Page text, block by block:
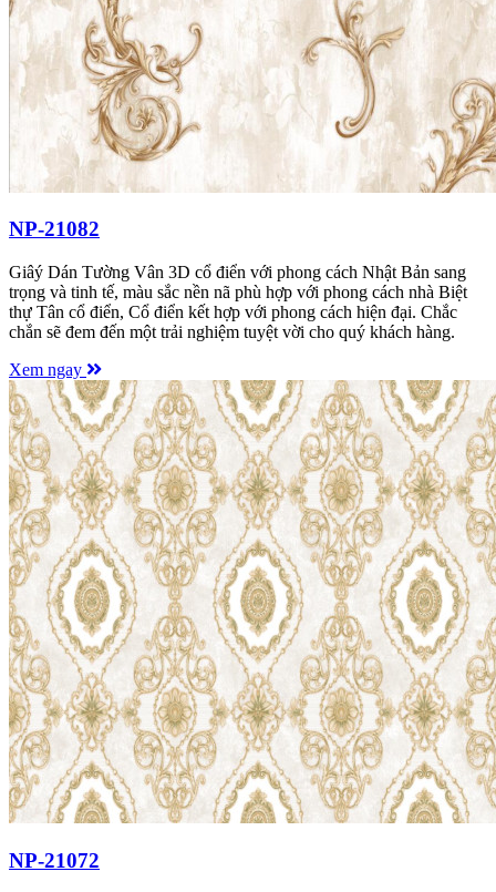
NP-21082
Giâý Dán Tường Vân 3D cổ điển với phong cách Nhật Bản sang
trọng và tinh tế, màu sắc nền nã phù hợp với phong cách nhà Biệt
thự Tân cổ điển, Cổ điển kết hợp với phong cách hiện đại. Chắc
chắn sẽ đem đến một trải nghiệm tuyệt vời cho quý khách hàng.
Xem ngay
NP-21072